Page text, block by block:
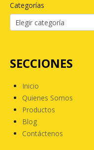
Categorías
SECCIONES
Inicio
Quienes Somos
Productos
Blog
Contáctenos